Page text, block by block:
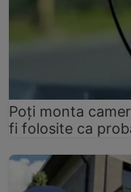
Poți monta
fi folosite ca